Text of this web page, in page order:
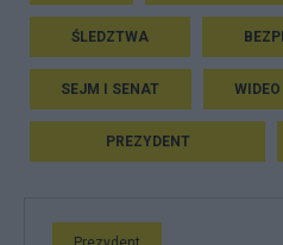
ŚLEDZTWA
SEJM I SENAT
PREZYDENT